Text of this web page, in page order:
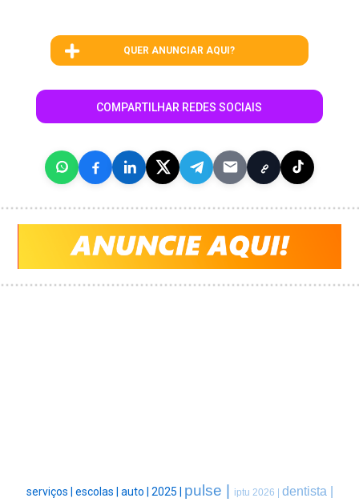
QUER ANUNCIAR AQUI?
COMPARTILHAR REDES SOCIAIS
serviços | escolas | auto | 2025 | pulse | iptu 2026 | dentista |